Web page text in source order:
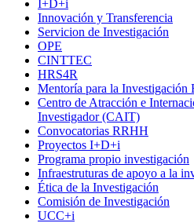
I+D+i
Innovación y Transferencia
Servicion de Investigación
OPE
CINTTEC
HRS4R
Mentoría para la Investigación
Centro de Atracción e
Investigador (CAIT)
Convocatorias RRHH
Proyectos I+D+i
Programa propio investigación
Infraestruturas de apoyo a la
Ética de la Investigación
Comisión de Investigación
UCC+i